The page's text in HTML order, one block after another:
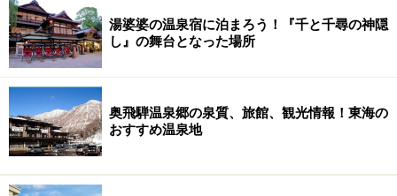
った。しかし最近は足湯になったそうで、やはり体が入
れる浴槽のほうが良かった。
湯婆婆の温泉宿に泊まろう！『千と千尋の神隠
し』の舞台となった場所
奥飛騨温泉郷の泉質、旅館、観光情報！東海の
おすすめ温泉地